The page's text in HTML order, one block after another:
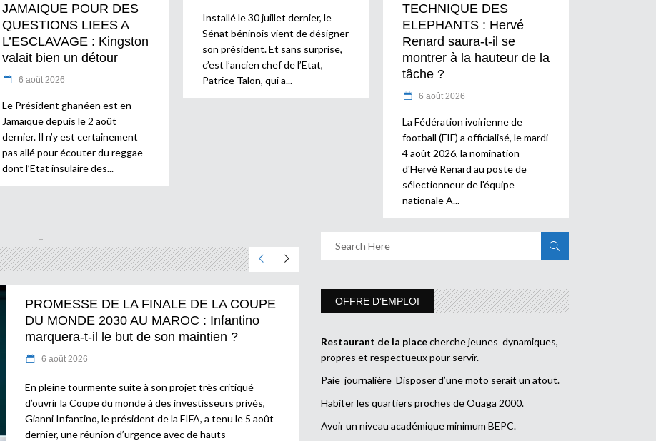
JAMAIQUE POUR DES
QUESTIONS LIEES A
L’ESCLAVAGE : Kingston
valait bien un détour
6 août 2026
Le Président ghanéen est en
Jamaïque depuis le 2 août
dernier. Il n’y est certainement
pas allé pour écouter du reggae
dont l’Etat insulaire des
Installé le 30 juillet dernier, le
Sénat béninois vient de désigner
son président. Et sans surprise,
c’est l’ancien chef de l’Etat,
Patrice Talon, qui a
TECHNIQUE DES
ELEPHANTS : Hervé
Renard saura-t-il se
montrer à la hauteur de la
tâche ?
6 août 2026
La Fédération ivoirienne de
football (FIF) a officialisé, le mardi
4 août 2026, la nomination
d'Hervé Renard au poste de
sélectionneur de l'équipe
nationale A
PROMESSE DE LA FINALE DE LA COUPE
DU MONDE 2030 AU MAROC : Infantino
marquera-t-il le but de son maintien ?
6 août 2026
En pleine tourmente suite à son projet très critiqué
d’ouvrir la Coupe du monde à des investisseurs privés,
Gianni Infantino, le président de la FIFA, a tenu le 5 août
dernier, une réunion d’urgence avec de hauts
OFFRE D’EMPLOI
Restaurant de la placecherche jeunes dynamiques,
propres et respectueux pour servir.
Paie journalière Disposer d’une moto serait un atout.
Habiter les quartiers proches de Ouaga 2000.
Avoir un niveau académique minimum BEPC.